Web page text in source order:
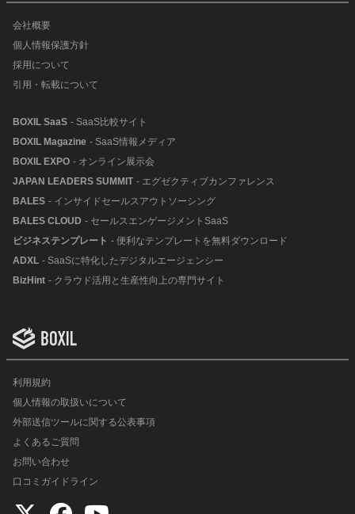
会社概要
個人情報保護方針
採用について
引用・転載について
BOXIL SaaS - SaaS比較サイト
BOXIL Magazine - SaaS情報メディア
BOXIL EXPO - オンライン展示会
JAPAN LEADERS SUMMIT - エグゼクティブカンファレンス
BALES - インサイドセールスアウトソーシング
BALES CLOUD - セールスエンゲージメントSaaS
ビジネステンプレート - 便利なテンプレートを無料ダウンロード
ADXL - SaaSに特化したデジタルエージェンシー
BizHint - クラウド活用と生産性向上の専門サイト
利用規約
個人情報の取扱いについて
外部送信ツールに関する公表事項
よくあるご質問
お問い合わせ
口コミガイドライン